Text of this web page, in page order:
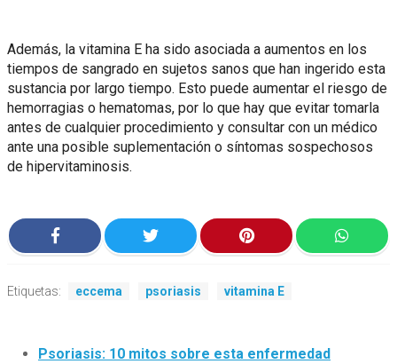
Además, la vitamina E ha sido asociada a aumentos en los
tiempos de sangrado en sujetos sanos que han ingerido esta
sustancia por largo tiempo. Esto puede aumentar el riesgo de
hemorragias o hematomas, por lo que hay que evitar tomarla
antes de cualquier procedimiento y consultar con un médico
ante una posible suplementación o síntomas sospechosos
de hipervitaminosis.
Etiquetas: eccema psoriasis vitamina E
Psoriasis: 10 mitos sobre esta enfermedad